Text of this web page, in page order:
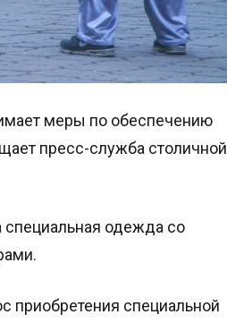
меры по обеспечению
пресс-служба столичной
специальная одежда со
приобретения специальной